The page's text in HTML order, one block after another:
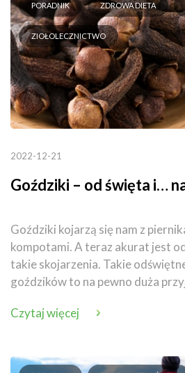
PORADNIK ZDROWA DIETA
ZIOŁOLECZNICTWO
2022-12-21
Goździki – od święta i…
Goździki kojarzą się nam z
kompotami. A teraz akurat jest
takie skojarzenia. Takie
goździków to na pewno duża
Czytaj więcej